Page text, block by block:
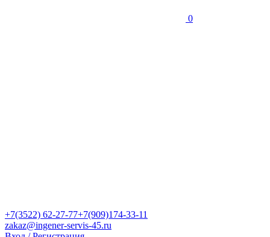
0
+7(3522) 62-27-77+7(909)174-33-11
zakaz@ingener-servis-45.ru